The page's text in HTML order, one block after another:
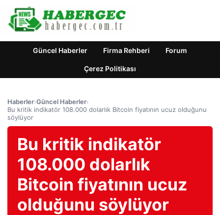
Güncel Haberler Firma Rehberi Forum
Çerez Politikası
Haberler›Güncel Haberler›
Bu kritik indikatör 108.000 dolarlık Bitcoin fiyatının ucuz olduğunu
söylüyor
Bu kritik indikatör
108.000 dolarlık
Bitcoin fiyatının ucuz
olduğunu söylüyor